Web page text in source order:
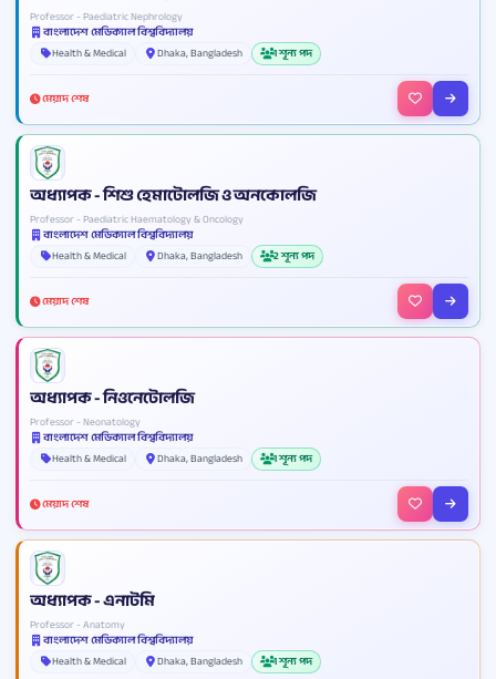
Professor - Paediatric Nephrology
বাংলাদেশ মেডিক্যাল বিশ্ববিদ্যালয়
Health & Medical
Dhaka, Bangladesh 1 শূন্য পদ
মেয়াদ শেষ
অধ্যাপক - শিশু হেমাটোলজি ও অনকোলজি
Professor - Paediatric Haematology & Oncology
বাংলাদেশ মেডিক্যাল বিশ্ববিদ্যালয়
Health & Medical
Dhaka, Bangladesh 2 শূন্য পদ
মেয়াদ শেষ
অধ্যাপক - নিওনেটোলজি
Professor - Neonatology
বাংলাদেশ মেডিক্যাল বিশ্ববিদ্যালয়
Health & Medical
Dhaka, Bangladesh 1 শূন্য পদ
মেয়াদ শেষ
অধ্যাপক - এনাটমি
Professor - Anatomy
বাংলাদেশ মেডিক্যাল বিশ্ববিদ্যালয়
Health & Medical
Dhaka, Bangladesh 1 শূন্য পদ